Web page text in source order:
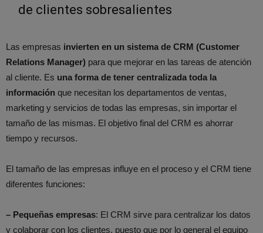
de clientes sobresalientes
Las empresas invierten en un sistema de CRM (Customer
Relations Manager) para que mejorar en las tareas de atención
al cliente. Es una forma de tener centralizada toda la
información que necesitan los departamentos de ventas,
marketing y servicios de todas las empresas, sin importar el
tamaño de las mismas. El objetivo final del CRM es ahorrar
tiempo y recursos.
El tamaño de las empresas influye en el proceso y el CRM tiene
diferentes funciones:
– Pequeñas empresas: El CRM sirve para centralizar los datos
y colaborar con los clientes, puesto que por lo general el equipo